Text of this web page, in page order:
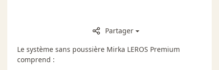
Partager
Le système sans poussière Mirka LEROS Premium
comprend :